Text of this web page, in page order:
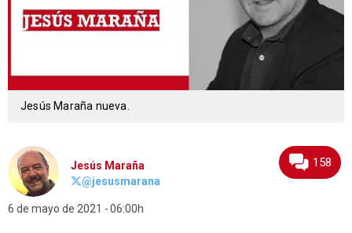
Jesús Maraña nueva.
Jesús Maraña
@jesusmarana
6 de mayo de 2021 06:00h
158